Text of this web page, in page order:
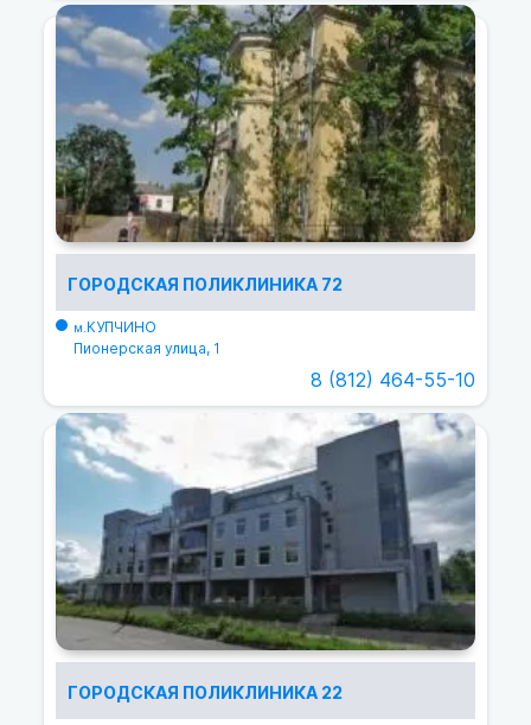
ГОРОДСКАЯ ПОЛИКЛИНИКА 72
м.КУПЧИНО
Пионерская улица, 1
8 (812) 464-55-10
ГОРОДСКАЯ ПОЛИКЛИНИКА 22